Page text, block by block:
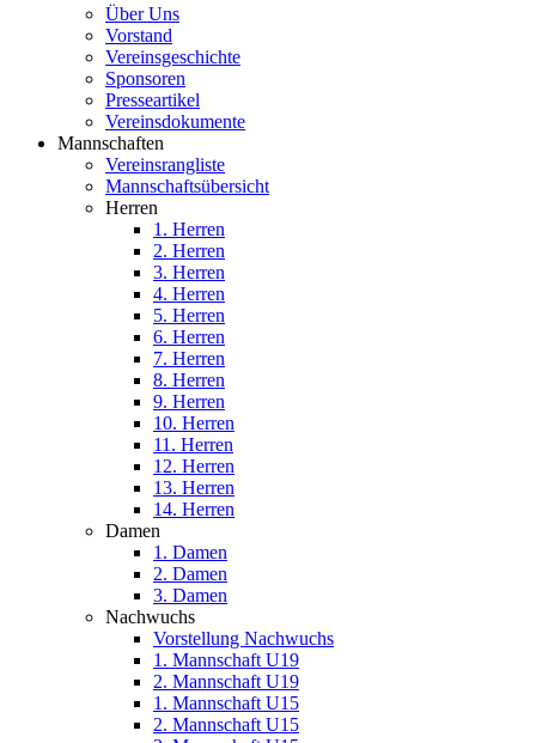
Über Uns
Vorstand
Vereinsgeschichte
Sponsoren
Presseartikel
Vereinsdokumente
Mannschaften
Vereinsrangliste
Mannschaftsübersicht
Herren
1. Herren
2. Herren
3. Herren
4. Herren
5. Herren
6. Herren
7. Herren
8. Herren
9. Herren
10. Herren
11. Herren
12. Herren
13. Herren
14. Herren
Damen
1. Damen
2. Damen
3. Damen
Nachwuchs
Vorstellung Nachwuchs
1. Mannschaft U19
2. Mannschaft U19
1. Mannschaft U15
2. Mannschaft U15